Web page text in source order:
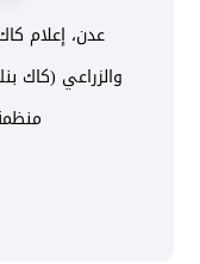
عدن، إعلام
والزراعي (كاك